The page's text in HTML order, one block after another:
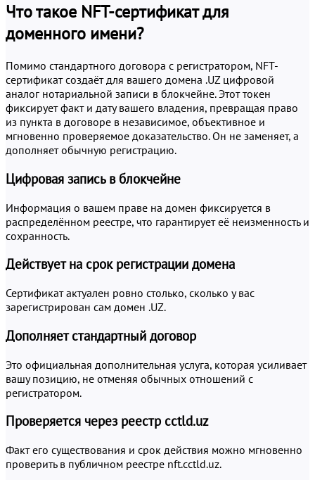
Что такое NFT-сертификат для
доменного имени?
Помимо стандартного договора с регистратором, NFT-
сертификат создаёт для вашего домена .UZ цифровой
аналог нотариальной записи в блокчейне. Этот токен
фиксирует факт и дату вашего владения, превращая право
из пункта в договоре в независимое, объективное и
мгновенно проверяемое доказательство. Он не заменяет, а
дополняет обычную регистрацию.
Цифровая запись в блокчейне
Информация о вашем праве на домен фиксируется в
распределённом реестре, что гарантирует её неизменность и
сохранность.
Действует на срок регистрации домена
Сертификат актуален ровно столько, сколько у вас
зарегистрирован сам домен .UZ.
Дополняет стандартный договор
Это официальная дополнительная услуга, которая усиливает
вашу позицию, не отменяя обычных отношений с
регистратором.
Проверяется через реестр cctld.uz
Факт его существования и срок действия можно мгновенно
проверить в публичном реестре nft.cctld.uz.